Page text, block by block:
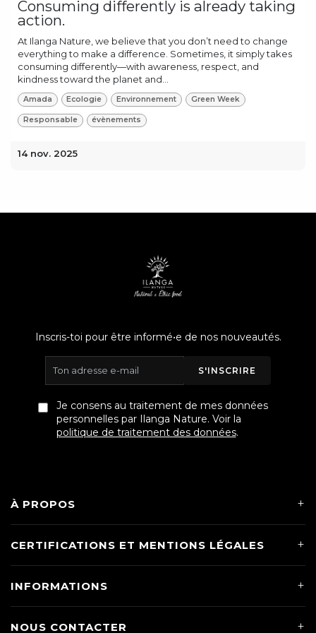
Consuming differently is already taking
action.
At Ilanga Nature, we believe that you don’t need to change
everything to make a difference. Sometimes, it simply takes
consuming differently—with awareness, respect, and
kindness toward the planet and...
Amada Ecologie Environnement Green Week
Responsable évènements
14 nov. 2025
Inscris-toi pour être informé•e de nos nouveautés.
S'INSCRIRE
Je consens au traitement de mes données
personnelles par Ilanga Nature. Voir la
politique de traitement des données.
À PROPOS
CERTIFICATIONS ET MENTIONS LÉGALES
INFORMATIONS
NOUS CONTACTER